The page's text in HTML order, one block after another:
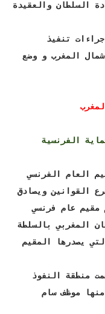
السلطان والعقيدة
تنفيذ
شمال المغرب و وضع
الفرنسية
العام الفرنسي
القوانين ويصادق
مقيم عام فرنسي
المغربي بالسلطة
يصدرها المقيم
منطقة النفوذ
موظف سام